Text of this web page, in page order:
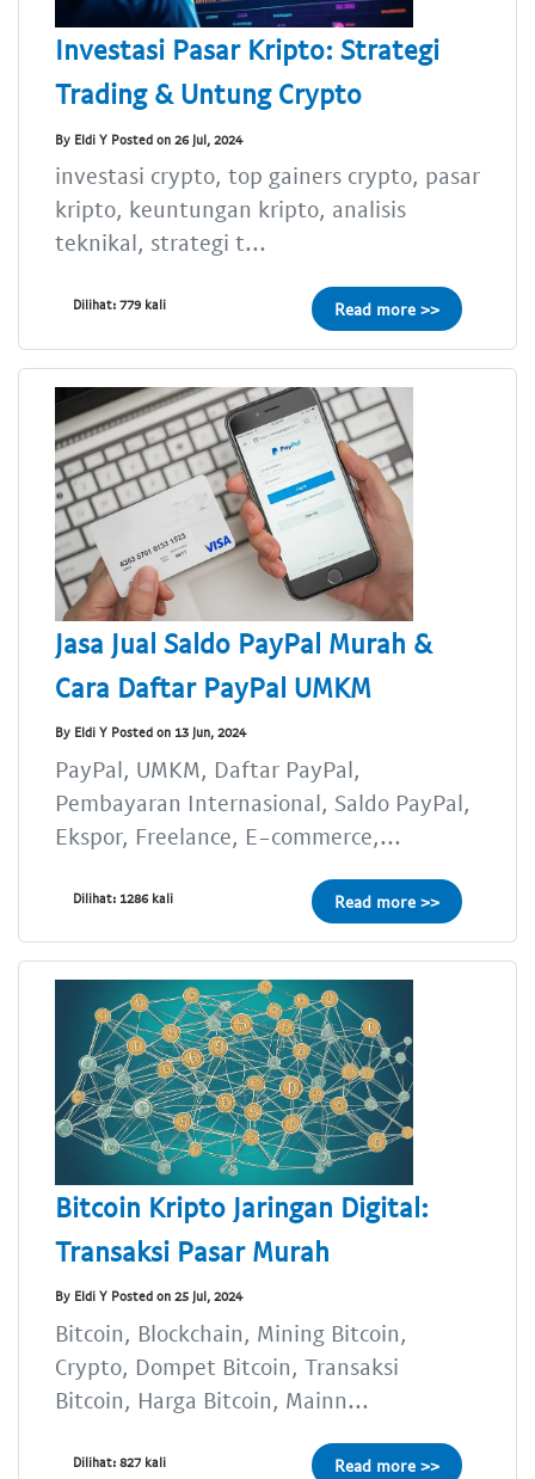
Investasi Pasar Kripto: Strategi
Trading & Untung Crypto
By Eldi Y Posted on 26 Jul, 2024
investasi crypto, top gainers crypto, pasar
kripto, keuntungan kripto, analisis
teknikal, strategi t...
Dilihat: 779 kali Read more >>
Jasa Jual Saldo PayPal Murah &
Cara Daftar PayPal UMKM
By Eldi Y Posted on 13 Jun, 2024
PayPal, UMKM, Daftar PayPal,
Pembayaran Internasional, Saldo PayPal,
Ekspor, Freelance, E-commerce,...
Dilihat: 1286 kali Read more >>
Bitcoin Kripto Jaringan Digital:
Transaksi Pasar Murah
By Eldi Y Posted on 25 Jul, 2024
Bitcoin, Blockchain, Mining Bitcoin,
Crypto, Dompet Bitcoin, Transaksi
Bitcoin, Harga Bitcoin, Mainn...
Dilihat: 827 kali Read more >>